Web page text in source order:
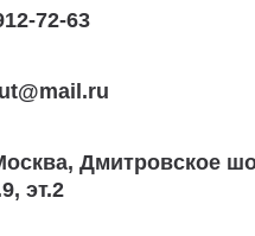
72-63
Дмитровское
эт.2